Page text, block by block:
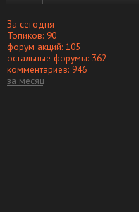
За сегодня
Топиков: 90
форум акций: 105
остальные форумы: 362
комментариев: 946
за месяц